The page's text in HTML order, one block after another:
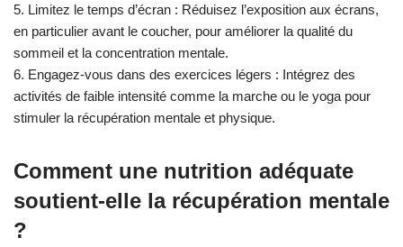
5. Limitez le temps d’écran : Réduisez l’exposition aux écrans,
en particulier avant le coucher, pour améliorer la qualité du
sommeil et la concentration mentale.
6. Engagez-vous dans des exercices légers : Intégrez des
activités de faible intensité comme la marche ou le yoga pour
stimuler la récupération mentale et physique.
Comment une nutrition adéquate
soutient-elle la récupération mentale
?